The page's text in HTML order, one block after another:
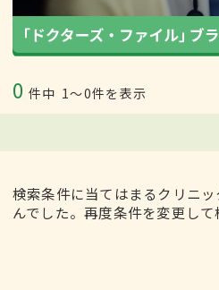
0 件中 1〜0件を表示
検索条件に当てはまるクリニ
んでした。再度条件を変更して